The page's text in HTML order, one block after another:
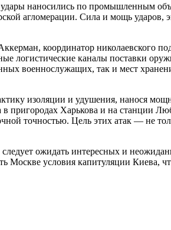
наносились по промышленным
агломерации. Сила и мощь ударов,
координатор николаевского
логистические каналы поставки
военнослужащих, так и мест
изоляции и удушения, нанося
пригородах Харькова и на станции
точностью. Цель этих атак — не
ожидать интересных и
условия капитуляции Киева,